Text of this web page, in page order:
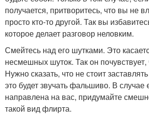
получается, притворитесь, что вы не
просто кто-то другой. Так вы
которое делает разговор неловким.
Смейтесь над его шутками. Это
несмешных шуток. Так он почувствует,
Нужно сказать, что не стоит
это будет звучать фальшиво. В случае
направлена на вас, придумайте
такой вид флирта.